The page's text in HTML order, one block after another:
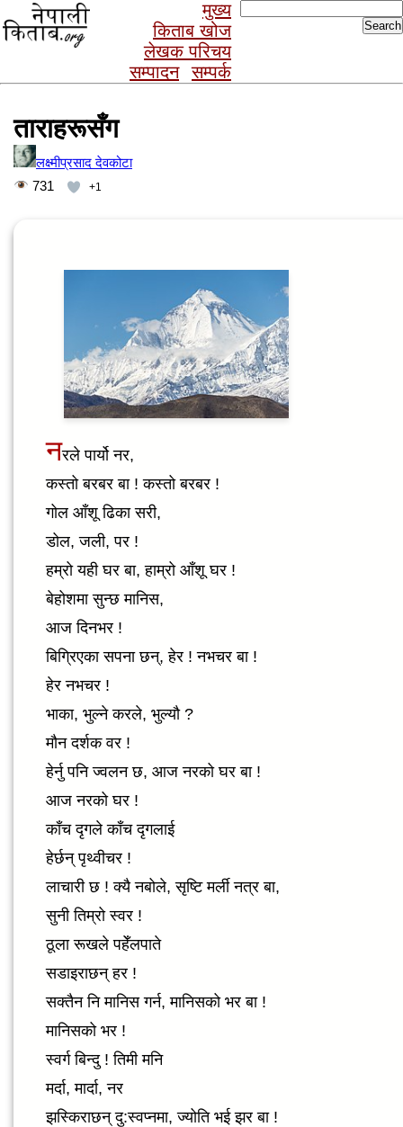
मुख्य
किताब खोज
लेखक परिचय
सम्पादन
सम्पर्क
for:
ताराहरूसँग
लक्ष्मीप्रसाद देवकोटा
731
+1
नरले पार्यो नर,
कस्तो बरबर बा ! कस्तो बरबर !
गोल आँशू ढिका सरी,
डोल, जली, पर !
हम्रो यही घर बा, हाम्रो आँशू घर !
बेहोशमा सुन्छ मानिस,
आज दिनभर !
बिग्रिएका सपना छन्, हेर ! नभचर बा !
हेर नभचर !
भाका, भुल्ने करले, भुल्यौ ?
मौन दर्शक वर !
हेर्नु पनि ज्वलन छ, आज नरको घर बा !
आज नरको घर !
काँच दृगले काँच दृगलाई
हेर्छन् पृथ्वीचर !
लाचारी छ ! क्यै नबोले, सृष्टि मर्ली नत्र बा,
सुनी तिम्रो स्वर !
ठूला रूखले पहेँलपाते
सडाइराछन् हर !
सक्तैन नि मानिस गर्न, मानिसको भर बा !
मानिसको भर !
स्वर्ग बिन्दु ! तिमी मनि
मर्दा, मार्दा, नर
झस्किराछन् दु:स्वप्नमा, ज्योति भई झर बा !